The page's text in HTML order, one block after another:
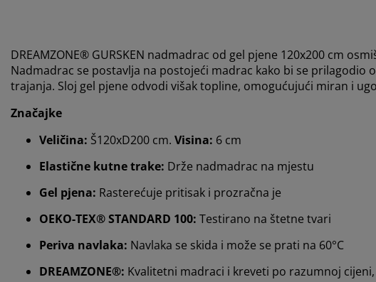
DREAMZONE® GURSKEN nadmadrac od gel pjene 120x200 cm
Nadmadrac se postavlja na postojeći madrac kako bi se prilagodio
trajanja. Sloj gel pjene odvodi višak topline, omogućujući miran i
Značajke
Veličina: Š120xD200 cm. Visina: 6 cm
Elastične kutne trake: Drže nadmadrac na mjestu
Gel pjena: Rasterećuje pritisak i prozračna je
OEKO-TEX® STANDARD 100: Testirano na štetne tvari
Periva navlaka: Navlaka se skida i može se prati na 60°C
DREAMZONE®: Kvalitetni madraci i kreveti po razumnoj